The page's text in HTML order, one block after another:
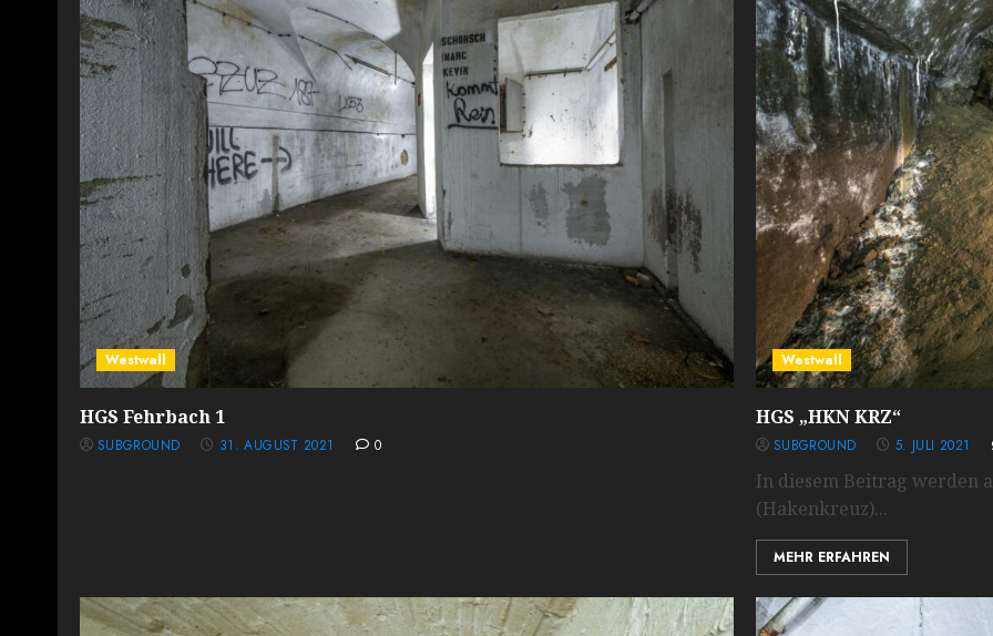
Westwall
HGS Fehrbach 1
SUBGROUND 31. AUGUST 2021 0
Westwall
HGS „HKN KRZ“
SUBGROUND 5. JULI 2021
In diesem Beitrag werden
(Hakenkreuz)...
MEHR ERFAHREN